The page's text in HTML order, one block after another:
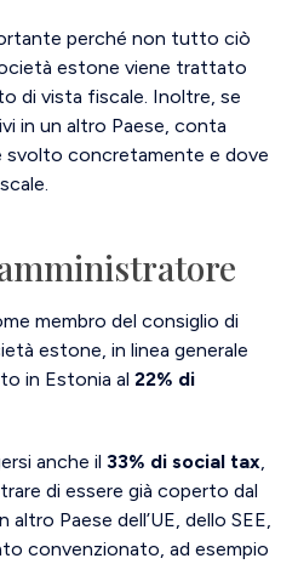
perché non tutto ciò
estone viene trattato
di vista fiscale. Inoltre, se
in un altro Paese, conta
svolto concretamente e dove
membro del consiglio di
estone, in linea generale
in Estonia al 22% di
anche il 33% di social tax
di essere già coperto dal
Paese dell’UE, dello SEE,
convenzionato, ad esempio